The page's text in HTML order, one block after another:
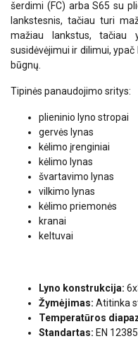
šerdimi (FC) arba S65 su
lankstesnis, tačiau turi
mažiau lankstus, tačiau
susidėvėjimui ir dilimui,
būgnų.
Tipinės panaudojimo sritys:
plieninio lyno stropai
gervės lynas
kėlimo įrenginiai
kėlimo lynas
švartavimo lynas
vilkimo lynas
kėlimo priemonės
kranai
keltuvai
Lyno konstrukcija:
Žymėjimas: Atitinka
Temperatūros
Standartas: EN